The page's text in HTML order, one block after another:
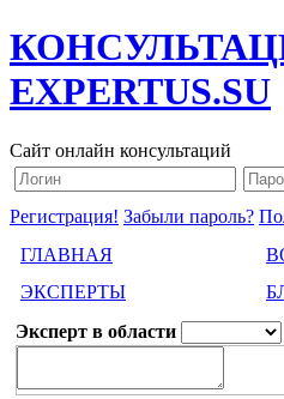
EXPERTUS.SU
Сайт онлайн консультаций
Регистрация! Забыли пароль?
ГЛАВНАЯ
ЭКСПЕРТЫ
Эксперт в области